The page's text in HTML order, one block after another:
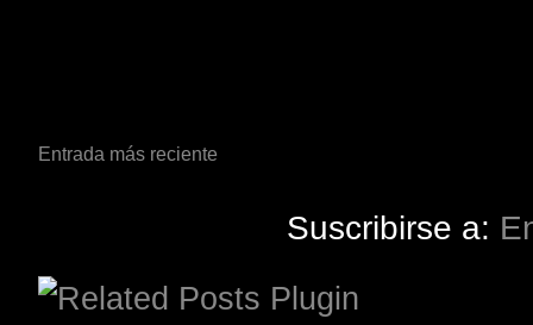
Entrada más reciente
Suscribirse a: